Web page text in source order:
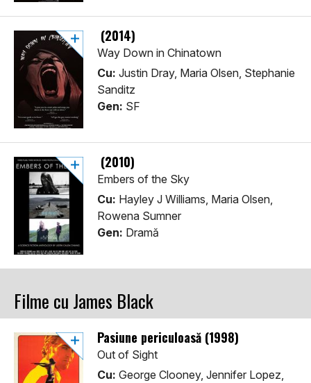
(2014)
Way Down in Chinatown
Cu: Justin Dray, Maria Olsen, Stephanie
Sanditz
Gen: SF
(2010)
Embers of the Sky
Cu: Hayley J Williams, Maria Olsen,
Rowena Sumner
Gen: Dramă
Filme cu James Black
Pasiune periculoasă (1998)
Out of Sight
Cu: George Clooney, Jennifer Lopez,